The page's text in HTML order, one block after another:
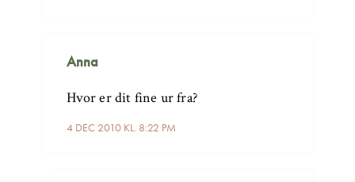
Anna
4 DEC 2010 KL. 8:22 PM
Hvor er dit fine ur fra?